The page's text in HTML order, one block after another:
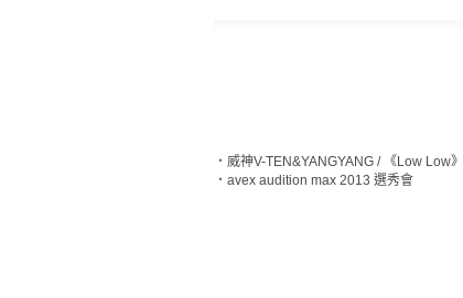
‧ 威神V-TEN&YANGYANG / 《Low Low
‧ avex audition max 2013 選秀會